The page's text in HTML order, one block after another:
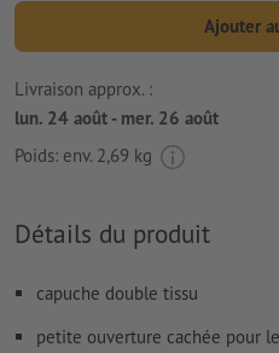
Ajouter
Livraison approx. :
lun. 24 août - mer. 26 août
Poids: env. 2,69 kg
Détails du produit
capuche double tissu
petite ouverture cachée pour